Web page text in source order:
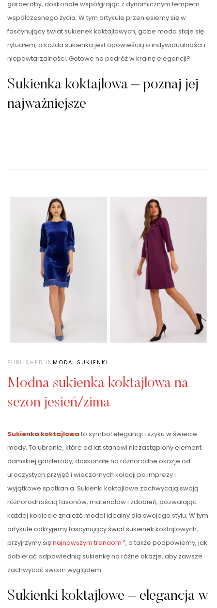
garderoby, doskonale współgrając z dynamicznym tempem
współczesnego życia. W tym artykule przeniesiemy się w
fascynujący świat sukienek koktajlowych, gdzie moda staje się
rytuałem, a każda sukienka jest opowieścią o indywidualności i
niepowtarzalności. Gotowe na podróż w krainę elegancji?
Sukienka koktajlowa – poznaj jej
najważniejsze
…
PUBLISHED INMODA, SUKIENKI
Modna sukienka koktajlowa na
sezon jesień/zima
Sukienka koktajlowa to symbol elegancji i szyku w świecie
mody. To ubranie, które od lat stanowi niezastąpiony element
damskiej garderoby, doskonałe na różnorodne okazje od
uroczystych przyjęć i wieczornych kolacji po imprezy i
wyjątkowe spotkania. Sukienki koktajlowe zachwycają swoją
różnorodnością fasonów, materiałów i zdobień, pozwalając
każdej kobiecie znaleźć model idealny dla swojego stylu. W tym
artykule odkryjemy fascynujący świat sukienek koktajlowych,
przyjrzymy sięnajnowszym trendom , a także podpowiemy, jak
dobierać odpowiednią sukienkę na różne okazje, aby zawsze
zachwycać swoim wyglądem.
Sukienki koktajlowe – elegancja w